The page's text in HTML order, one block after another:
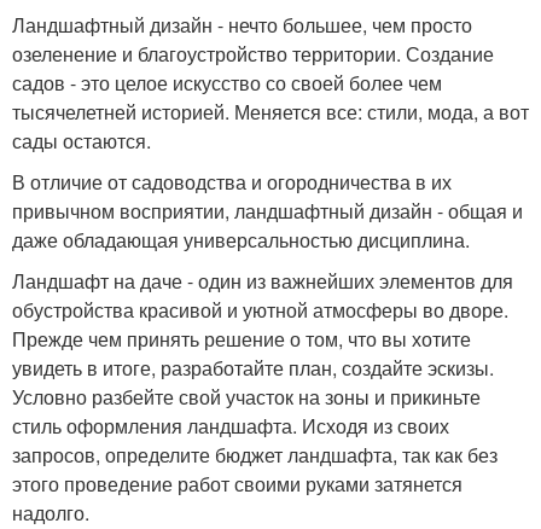
Ландшафтный дизайн - нечто большее, чем просто
озеленение и благоустройство территории. Создание
садов - это целое искусство со своей более чем
тысячелетней историей. Меняется все: стили, мода, а вот
сады остаются.
В отличие от садоводства и огородничества в их
привычном восприятии, ландшафтный дизайн - общая и
даже обладающая универсальностью дисциплина.
Ландшафт на даче - один из важнейших элементов для
обустройства красивой и уютной атмосферы во дворе.
Прежде чем принять решение о том, что вы хотите
увидеть в итоге, разработайте план, создайте эскизы.
Условно разбейте свой участок на зоны и прикиньте
стиль оформления ландшафта. Исходя из своих
запросов, определите бюджет ландшафта, так как без
этого проведение работ своими руками затянется
надолго.